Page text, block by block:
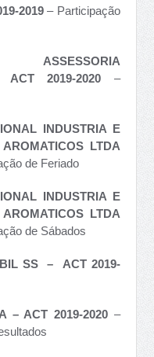
2019– Participação
ASSESSORIA
2019-2020 –
INDUSTRIA E
LTDA
de Feriado
INDUSTRIA E
LTDA
de Sábados
SS – ACT 2019-
– ACT 2019-2020 –